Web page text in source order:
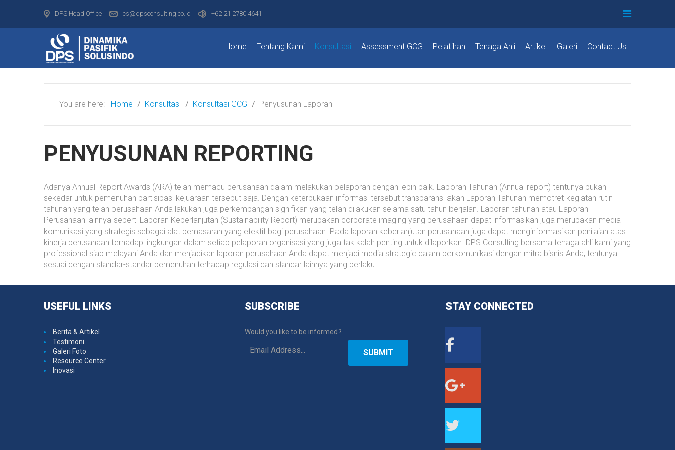
DPS Head Office cs@dpsconsulting.co.id +62 21 2780 4641
Home Tentang Kami Konsultasi Assessment GCG Pelatihan Tenaga Ahli Artikel Galeri Contact Us
You are here: Home Konsultasi Konsultasi GCG Penyusunan Laporan
PENYUSUNAN REPORTING
Adanya Annual Report Awards (ARA) telah memacu perusahaan dalam melakukan pelaporan dengan lebih baik. Laporan Tahunan (Annual report) tentunya bukan
sekedar untuk pemenuhan partisipasi kejuaraan tersebut saja. Dengan keterbukaan informasi tersebut transparansi akan Laporan Tahunan memotret kegiatan rutin
tahunan yang telah perusahaan Anda lakukan juga perkembangan signifikan yang telah dilakukan selama satu tahun berjalan. Laporan tahunan atau Laporan
Perusahaan lainnya seperti Laporan Keberlanjutan (Sustainability Report) merupakan corporate imaging yang perusahaan dapat informasikan juga merupakan media
komunikasi yang strategis sebagai alat pemasaran yang efektif bagi perusahaan. Pada laporan keberlanjutan perusahaan juga dapat menginformasikan penilaian atas
kinerja perusahaan terhadap lingkungan dalam setiap pelaporan organisasi yang juga tak kalah penting untuk dilaporkan. DPS Consulting bersama tenaga ahli kami yang
professional siap melayani Anda dan menjadikan laporan perusahaan Anda dapat menjadi media strategic dalam berkomunikasi dengan mitra bisnis Anda, tentunya
sesuai dengan standar-standar pemenuhan terhadap regulasi dan standar lainnya yang berlaku.
USEFUL LINKS
Berita & Artikel
Testimoni
Galeri Foto
Resource Center
Inovasi
SUBSCRIBE
Would you like to be informed?
SUBMIT
STAY CONNECTED